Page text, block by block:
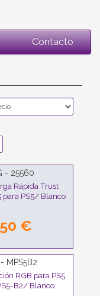
Contacto
- 25560
Rápida Trust
para PS5/ Blanco
€
MPS5B2
RGB para PS5
B2/ Blanco